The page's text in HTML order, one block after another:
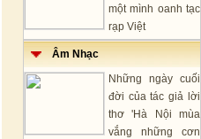
một mình oanh tạc
rạp Việt
Âm Nhạc
Những ngày cuối
đời của tác giả lời
thơ 'Hà Nội mùa
vắng những cơn